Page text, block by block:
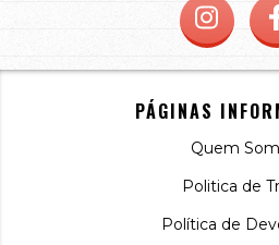
PÁGINAS
Quem
Politica de
Política de